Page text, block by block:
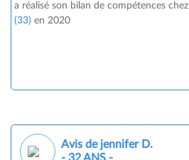
a réalisé son bilan de compétences chez
(33) en 2020
Avis de jennifer D.